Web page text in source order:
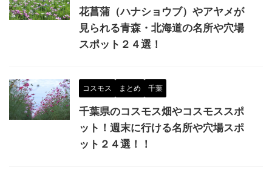
花菖蒲（ハナショウブ）やアヤメが
見られる青森・北海道の名所や穴場
スポット２４選！
コスモス まとめ 千葉
千葉県のコスモス畑やコスモススポ
ット！週末に行ける名所や穴場スポ
ット２４選！！